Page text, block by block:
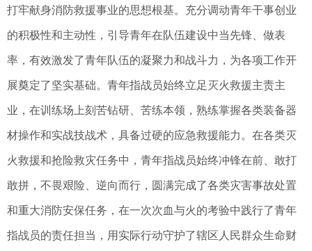
打牢献身消防救援事业的思想根基。充分调动青年干事创业
的积极性和主动性，引导青年在队伍建设中当先锋、做表
率，有效激发了青年队伍的凝聚力和战斗力，为各项工作开
展奠定了坚实基础。青年指战员始终立足灭火救援主责主
业，在训练场上刻苦钻研、苦练本领，熟练掌握各类装备器
材操作和实战技战术，具备过硬的应急救援能力。在各类灭
火救援和抢险救灾任务中，青年指战员始终冲锋在前、敢打
敢拼，不畏艰险、逆向而行，圆满完成了各类灾害事故处置
和重大消防安保任务，在一次次血与火的考验中践行了青年
指战员的责任担当，用实际行动守护了辖区人民群众生命财